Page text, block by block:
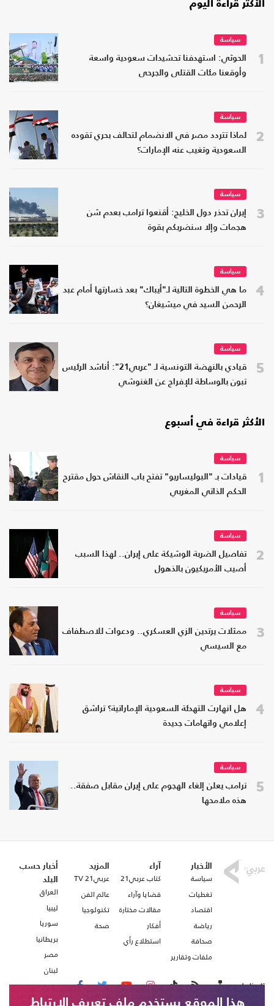
الأكثر قراءة اليوم
1
سياسة
الحوثي: استهدفنا تحشيدات سعودية واسعة
وأوقعنا مئات القتلى والجرحى
2
سياسة
لماذا تتردد مصر في الانضمام لتحالف بحري تقوده
السعودية وتغيب عنه الإمارات؟
3
سياسة
إيران تحذر دول الخليج: أقنعوا ترامب بعدم شن
هجمات وإلا سنضربكم بقوة
4
سياسة
ما هي الخطوة التالية لـ"أيباك" بعد خسارتها أمام عبد
الرحمن السيد في ميشيغان؟
5
سياسة
قيادي بالنهضة التونسية لـ "عربي21": أناشد الرئيس
تبون بالوساطة للإفراج عن الغنوشي
الأكثر قراءة في أسبوع
1
سياسة
قيادات بـ "البوليساريو" تفتح باب النقاش حول مقترح
الحكم الذاتي المغربي
2
سياسة
تفاصيل الضربة الوشيكة على إيران.. لهذا السبب
أصيب الأمريكيون بالذهول
3
سياسة
ممثلات يرتدين الزي العسكري.. ودعوات للاصطفاف
مع السيسي
4
سياسة
هل انهارت التهدئة السعودية الإماراتية؟ تراشق
إعلامي واتهامات جديدة
5
سياسة
ترامب يعلن إلغاء الهجوم على إيران مقابل صفقة..
هذه ملامحها
الأخبار
سياسة
تغطيات
اقتصاد
رياضة
صحافة
ملفات وتقارير
آراء
كتاب عربي21
قضايا وآراء
مقالات مختارة
أفكار
استطلاع رأي
المزيد
عربي21 TV
عالم الفن
تكنولوجيا
صحة
أخبار حسب
البلد
العراق
ليبيا
سوريا
بريطانيا
مصر
لبنان
تابعنا على
هذا الموقع يستخدم ملف تعريف الارتباط